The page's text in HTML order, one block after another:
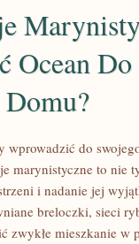
Ocean
wprowadzić do
marynistyczne to nie
i nadanie jej
breloczki, sieci
zwykłe mieszkanie w